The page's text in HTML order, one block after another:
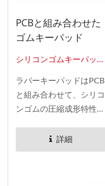
PCBと組み合わせた
ゴムキーパッド
シリコンゴムキーパッド
ラバーキーパッドはPCB
と組み合わせて、シリコ
ンゴムの圧縮成形特性を
ーの周りに角度のあるウ
ェビングを作成しま
詳細